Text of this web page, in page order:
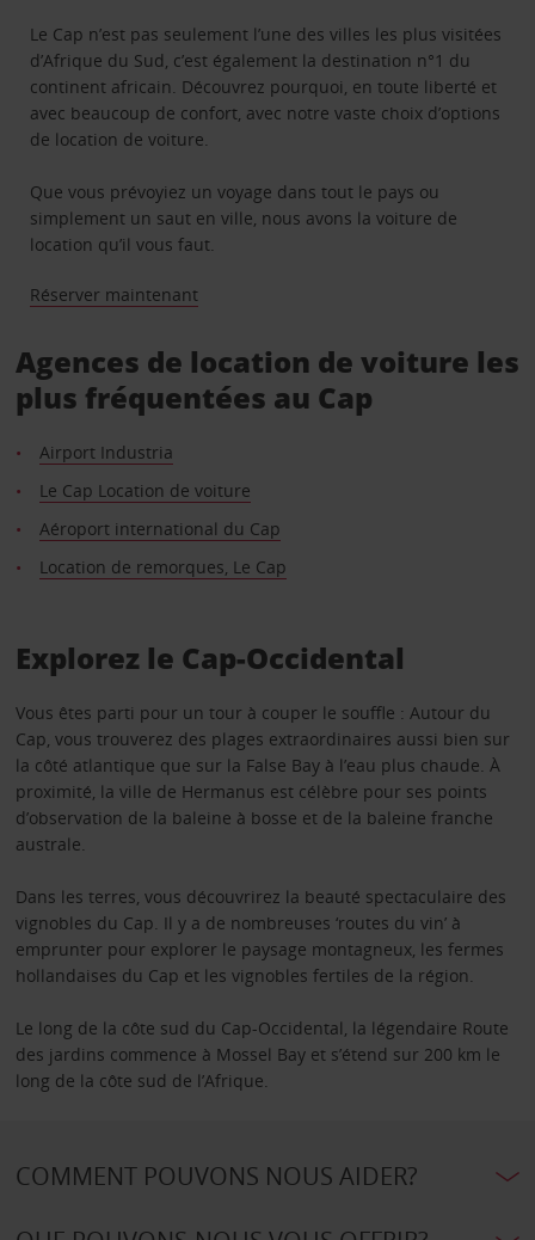
Le Cap n’est pas seulement l’une des villes les plus visitées
d’Afrique du Sud, c’est également la destination n°1 du
continent africain. Découvrez pourquoi, en toute liberté et
avec beaucoup de confort, avec notre vaste choix d’options
de location de voiture.
Que vous prévoyiez un voyage dans tout le pays ou
simplement un saut en ville, nous avons la voiture de
location qu’il vous faut.
Réserver maintenant
Agences de location de voiture les
plus fréquentées au Cap
Airport Industria
Le Cap Location de voiture
Aéroport international du Cap
Location de remorques, Le Cap
Explorez le Cap-Occidental
Vous êtes parti pour un tour à couper le souffle : Autour du
Cap, vous trouverez des plages extraordinaires aussi bien sur
la côté atlantique que sur la False Bay à l’eau plus chaude. À
proximité, la ville de Hermanus est célèbre pour ses points
d’observation de la baleine à bosse et de la baleine franche
australe.
Dans les terres, vous découvrirez la beauté spectaculaire des
vignobles du Cap. Il y a de nombreuses ‘routes du vin’ à
emprunter pour explorer le paysage montagneux, les fermes
hollandaises du Cap et les vignobles fertiles de la région.
Le long de la côte sud du Cap-Occidental, la légendaire Route
des jardins commence à Mossel Bay et s’étend sur 200 km le
long de la côte sud de l’Afrique.
COMMENT POUVONS NOUS AIDER?